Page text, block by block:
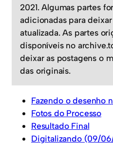
2021. Algumas partes
adicionadas para
atualizada. As partes
disponíveis no
deixar as postagens o
das originais.
Fazendo o desenho
Fotos do Processo
Resultado Final
Digitalizando (09/